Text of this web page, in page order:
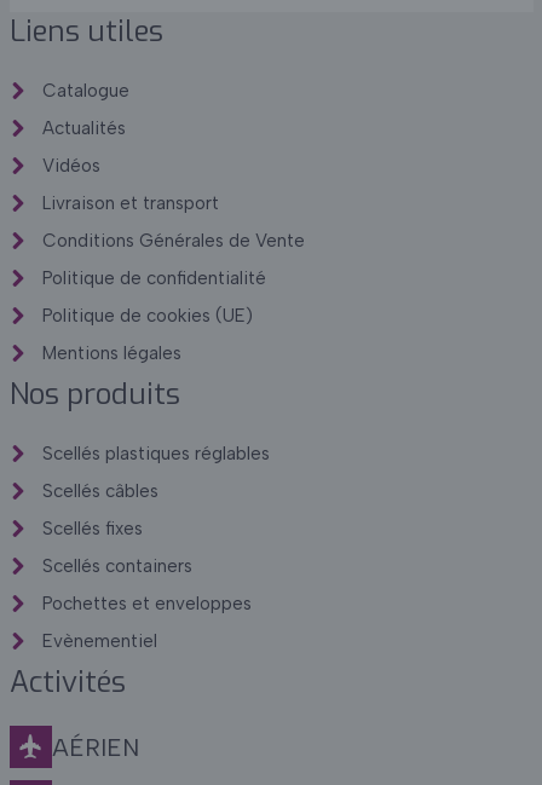
Liens utiles
Catalogue
Actualités
Vidéos
Livraison et transport
Conditions Générales de Vente
Politique de confidentialité
Politique de cookies (UE)
Mentions légales
Nos produits
Scellés plastiques réglables
Scellés câbles
Scellés fixes
Scellés containers
Pochettes et enveloppes
Evènementiel
Activités
AÉRIEN